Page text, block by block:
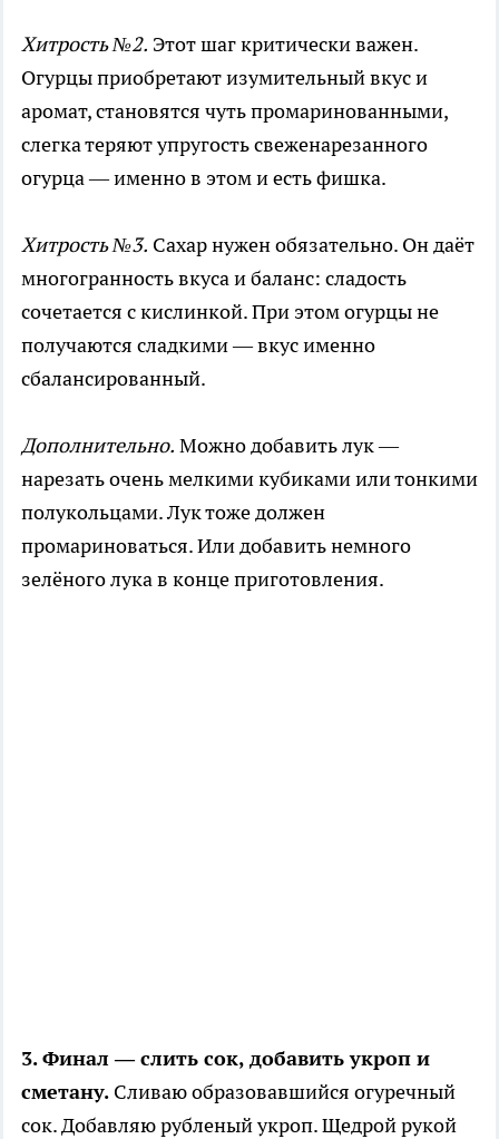
Хитрость №2. Этот шаг критически важен.
Огурцы приобретают изумительный вкус и
аромат, становятся чуть промаринованными,
слегка теряют упругость свеженарезанного
огурца — именно в этом и есть фишка.
Хитрость №3. Сахар нужен обязательно. Он даёт
многогранность вкуса и баланс: сладость
сочетается с кислинкой. При этом огурцы не
получаются сладкими — вкус именно
сбалансированный.
Дополнительно. Можно добавить лук —
нарезать очень мелкими кубиками или тонкими
полукольцами. Лук тоже должен
промариноваться. Или добавить немного
зелёного лука в конце приготовления.
3. Финал — слить сок, добавить укроп и
сметану. Сливаю образовавшийся огуречный
сок. Добавляю рубленый укроп. Щедрой рукой